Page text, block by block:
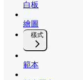
白板
繪圖
樣式
範本